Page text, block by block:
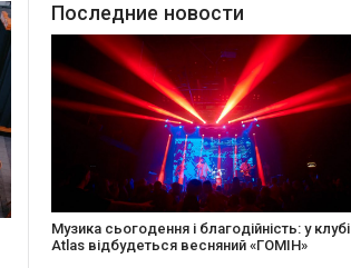
Последние новости
Створіть святкову листівку та допоможіть
стареньким: майстер-клас від БФ «Юлині